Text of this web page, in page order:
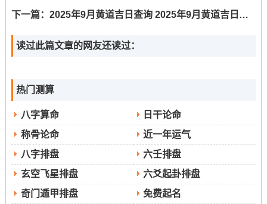
下一篇： 2025年9月黄道吉日查询 2025年9月黄道吉日是哪天
读过此篇文章的网友还读过：
热门测算
八字算命
日干论命
称骨论命
近一年运气
八字排盘
六壬排盘
玄空飞星排盘
六爻起卦排盘
奇门遁甲排盘
免费起名